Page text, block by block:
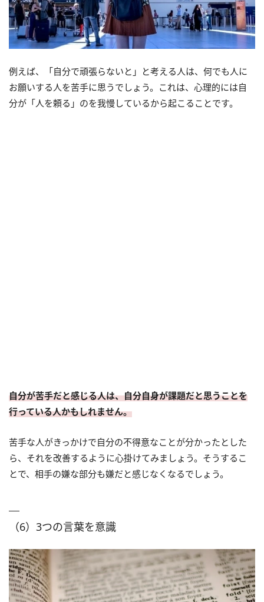
例えば、「自分で頑張らないと」と考える人は、何でも人に
お願いする人を苦手に思うでしょう。これは、心理的には自
分が「人を頼る」のを我慢しているから起こることです。
自分が苦手だと感じる人は、自分自身が課題だと思うことを
行っている人かもしれません。
苦手な人がきっかけで自分の不得意なことが分かったとした
ら、それを改善するように心掛けてみましょう。そうするこ
とで、相手の嫌な部分も嫌だと感じなくなるでしょう。
（6）3つの言葉を意識